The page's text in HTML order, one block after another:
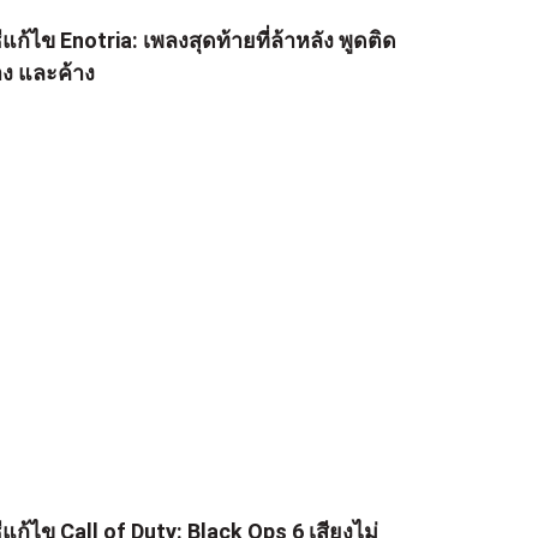
ก้ไข Enotria: เพลงสุดท้ายที่ล้าหลัง พูดติด
และค้าง
ก้ไข Call of Duty: Black Ops 6 เสียงไม่